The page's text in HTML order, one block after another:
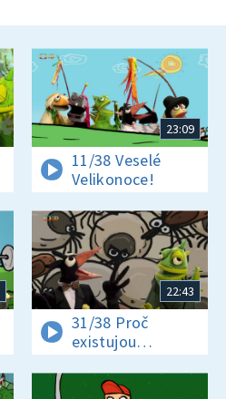
23:09
11/38 Veselé
Velikonoce!
22:43
31/38 Proč
existujou
klíšťata? Jak se
vyrábí čokoláda?